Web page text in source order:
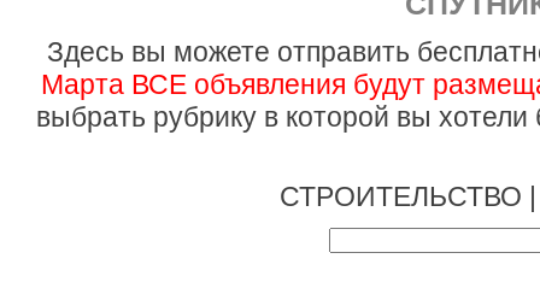
Здесь вы можете отправить
Марта ВСЕ объявления будут
выбрать рубрику в которой вы
СТРОИТЕЛЬСТВО